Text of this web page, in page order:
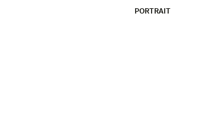
PORTRAIT